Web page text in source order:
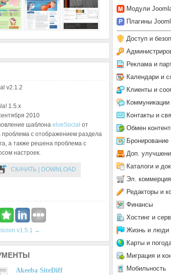
v2.1.2
1.5.x
2010
шаблона elveSocial от
проблема с отображением раздела
а также решена проблема с
настроек.
СКАЧАТЬ | DOWNLOAD
v1.5.1 →
Akeeba SiteDiff
Модули
Плагины
Доступ и
Реклама и
Календари и
Клиенты и
Контакты и
Обмен
Бронирование
Доп.
Каталоги и
Эл. коммерция
Редакторы и
Финансы
Хостинг и
Жизнь и люди
Карты и
Миграция и
Мобильность